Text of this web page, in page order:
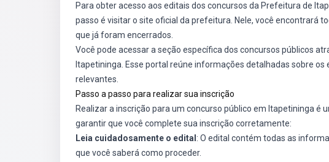
Para obter acesso aos editais dos concursos da Prefeitura de
passo é visitar o site oficial da prefeitura. Nele, você encontrará
que já foram encerrados.
Você pode acessar a seção específica dos concursos públicos
Itapetininga . Esse portal reúne informações detalhadas sobre
relevantes.
Passo a passo para realizar sua inscrição
Realizar a inscrição para um concurso público em Itapetininga é
garantir que você complete sua inscrição corretamente:
Leia cuidadosamente o edital : O edital contém todas as
que você saberá como proceder.